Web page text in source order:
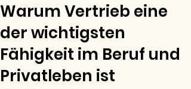
Warum Vertrieb eine
der wichtigsten
Fähigkeit im Beruf und
Privatleben ist